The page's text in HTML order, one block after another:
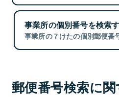
事業所の個別番号を検索
事業所の７けたの個別郵便番
郵便番号検索に